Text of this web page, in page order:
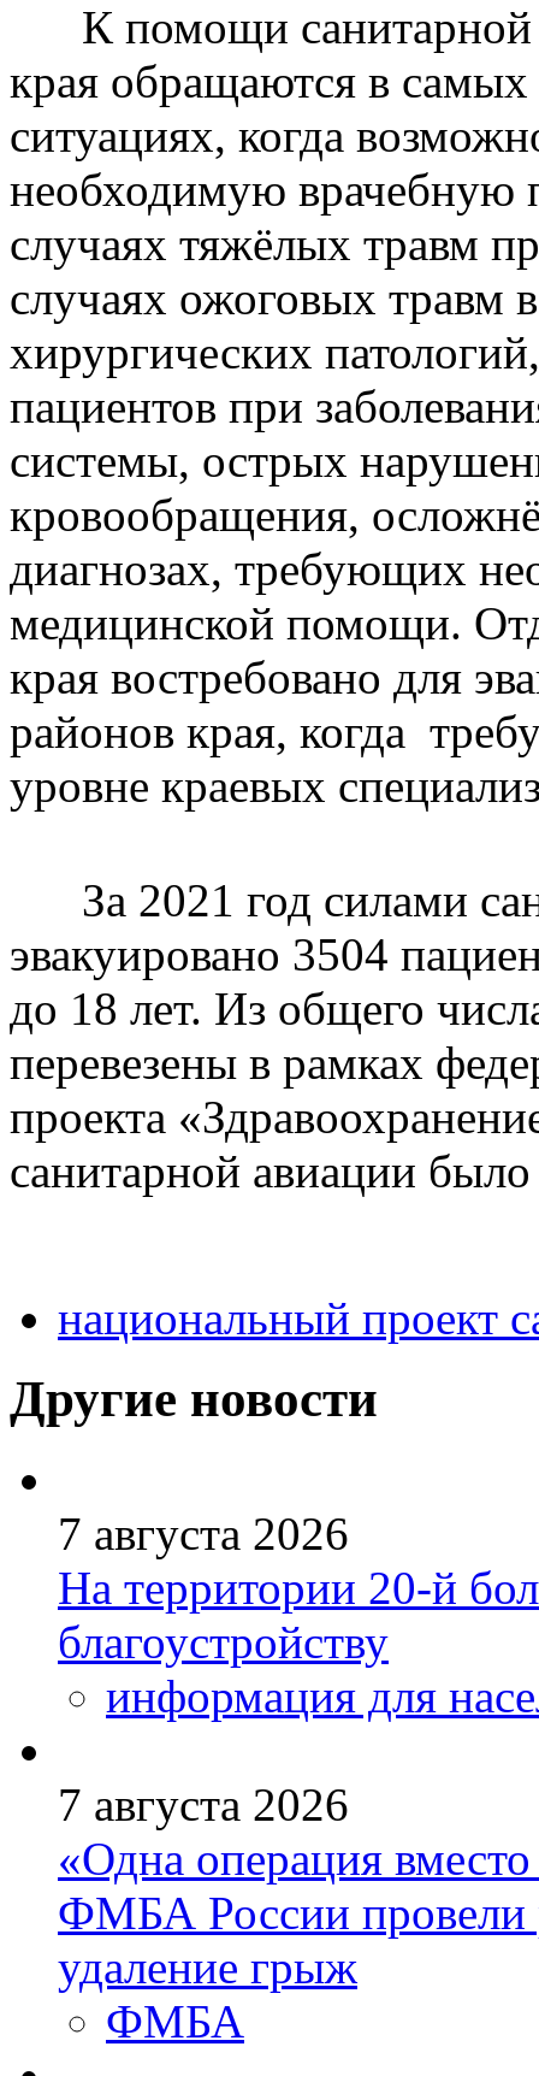
К помощи санитарной
края обращаются в
ситуациях, когда
необходимую врачебную
случаях тяжёлых травм
случаях ожоговых травм
хирургических
пациентов при
системы, острых
кровообращения,
диагнозах, требующих
медицинской помощи.
края востребовано для
районов края, когда
уровне краевых
За 2021 год силами
эвакуировано 3504
до 18 лет. Из общего
перевезены в рамках
проекта
санитарной авиации
национальный проект
Другие новости
7 августа 2026
На территории 20-й
благоустройству
информация для
7 августа 2026
«Одна операция
ФМБА России провели
удаление грыж
ФМБА